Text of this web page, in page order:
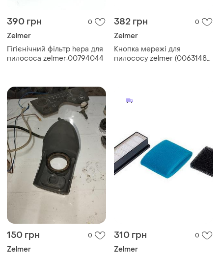
390 грн 0
Zelmer
Гігієнічний фільтр hepa для
пилососа zelmer;00794044
382 грн 0
Zelmer
Кнопка мережі для
пилососу zelmer (00631481)
150 грн 0
Zelmer
310 грн 0
Zelmer